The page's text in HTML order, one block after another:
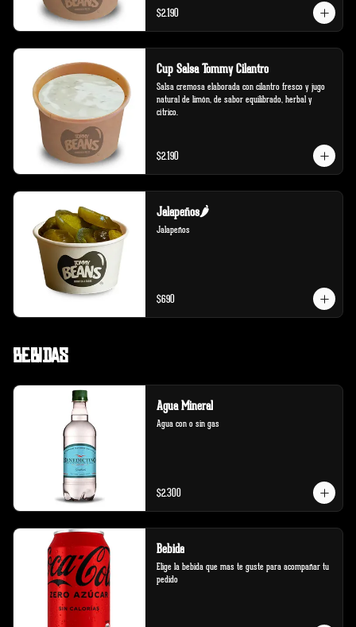
$2.190
Cup Salsa Tommy Cilantro
Salsa cremosa elaborada con cilantro fresco y jugo
natural de limón, de sabor equilibrado, herbal y
cítrico.
$2.190
Jalapeños🌶️
Jalapeños
$690
Bebidas
Agua Mineral
Agua con o sin gas
$2.300
Bebida
Elige la bebida que mas te guste para acompañar tu
pedido